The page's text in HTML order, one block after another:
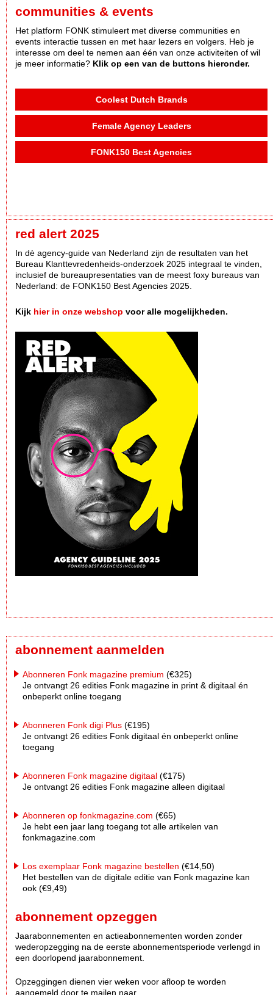
communities & events
Het platform FONK stimuleert met diverse communities en
events interactie tussen en met haar lezers en volgers. Heb je
interesse om deel te nemen aan één van onze activiteiten of wil
je meer informatie? Klik op een van de buttons hieronder.
Coolest Dutch Brands
Female Agency Leaders
FONK150 Best Agencies
red alert 2025
In dè agency-guide van Nederland zijn de resultaten van het
Bureau Klanttevredenheids-onderzoek 2025 integraal te vinden,
inclusief de bureaupresentaties van de meest foxy bureaus van
Nederland: de FONK150 Best Agencies 2025.
Kijk hier in onze webshop voor alle mogelijkheden.
abonnement aanmelden
Abonneren Fonk magazine premium (€325)
Je ontvangt 26 edities Fonk magazine in print & digitaal én
onbeperkt online toegang
Abonneren Fonk digi Plus (€195)
Je ontvangt 26 edities Fonk digitaal én onbeperkt online
toegang
Abonneren Fonk magazine digitaal (€175)
Je ontvangt 26 edities Fonk magazine alleen digitaal
Abonneren op fonkmagazine.com (€65)
Je hebt een jaar lang toegang tot alle artikelen van
fonkmagazine.com
Los exemplaar Fonk magazine bestellen (€14,50)
Het bestellen van de digitale editie van Fonk magazine kan
ook (€9,49)
abonnement opzeggen
Jaarabonnementen en actieabonnementen worden zonder
wederopzegging na de eerste abonnementsperiode verlengd in
een doorlopend jaarabonnement.
Opzeggingen dienen vier weken voor afloop te worden
aangemeld door te mailen naar